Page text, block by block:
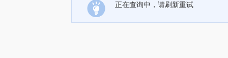
正在查询中，请刷新重试